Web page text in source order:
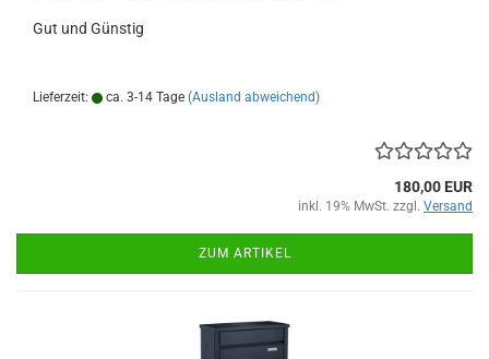
Gut und Günstig
Lieferzeit: ca. 3-14 Tage (Ausland abweichend)
180,00 EUR
inkl. 19% MwSt. zzgl. Versand
ZUM ARTIKEL